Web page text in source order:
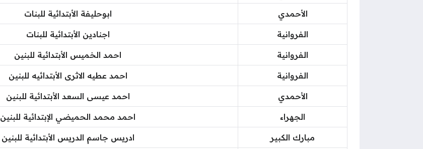
الأحمدي ابوحليفة الأبتدائية للبنات
الفروانية اجنادين الأبتدائية للبنات
الفروانية احمد الخميس الأبتدائية للبنين
الفروانية احمد عطيه الاثرى الأبتدائيه للبنين
الأحمدي احمد عيسى السعد الأبتدائية للبنين
الجهراء احمد محمد الحميضي الإبتدائية للبنين
مبارك الكبير ادريس جاسم الدريس الأبتدائية للبنين